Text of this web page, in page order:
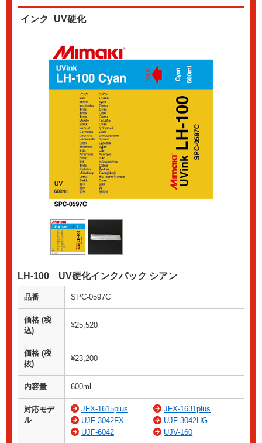
インク_UV硬化
LH-100 UV硬化インクパック シアン
品番 SPC-0597C
価格 (税
込)
¥25,520
価格 (税
抜)
¥23,200
内容量 600ml
対応モデ
ル
JFX-1615plus
JFX-1631plus
UJF-3042FX
UJF-3042HG
UJF-6042
UJV-160